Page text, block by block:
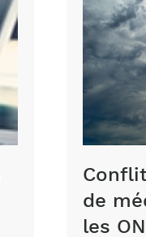
de
les